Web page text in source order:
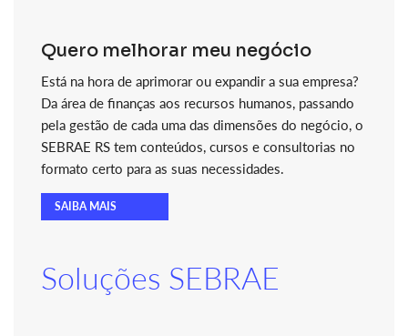
Quero melhorar meu negócio
Está na hora de aprimorar ou expandir a sua empresa?
Da área de finanças aos recursos humanos, passando
pela gestão de cada uma das dimensões do negócio, o
SEBRAE RS tem conteúdos, cursos e consultorias no
formato certo para as suas necessidades.
SAIBA MAIS
Soluções SEBRAE